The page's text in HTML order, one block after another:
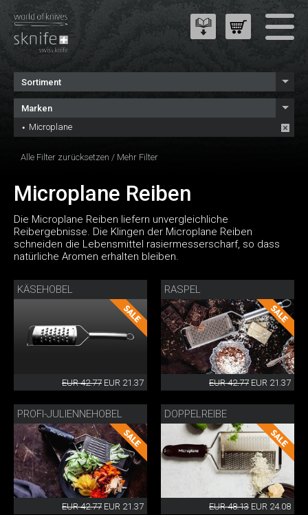
Sortiment
Marken
Microplane
Alle Filter zurücksetzen / Mehr Filter
Microplane Reiben
Die Microplane Reiben liefern unvergleichliche
Reibergebnisse. Die Klingen der Microplane Reiben
schneiden die Lebensmittel rasiermesserscharf, so dass
natürliche Aromen erhalten bleiben.
KÄSEHOBEL
EUR 42.77 EUR 21.37
RASPEL
EUR 42.77 EUR 21.37
PROFI-JULIENNEHOBEL
EUR 42.77 EUR 21.37
DOPPELREIBE
EUR 48.13 EUR 24.08